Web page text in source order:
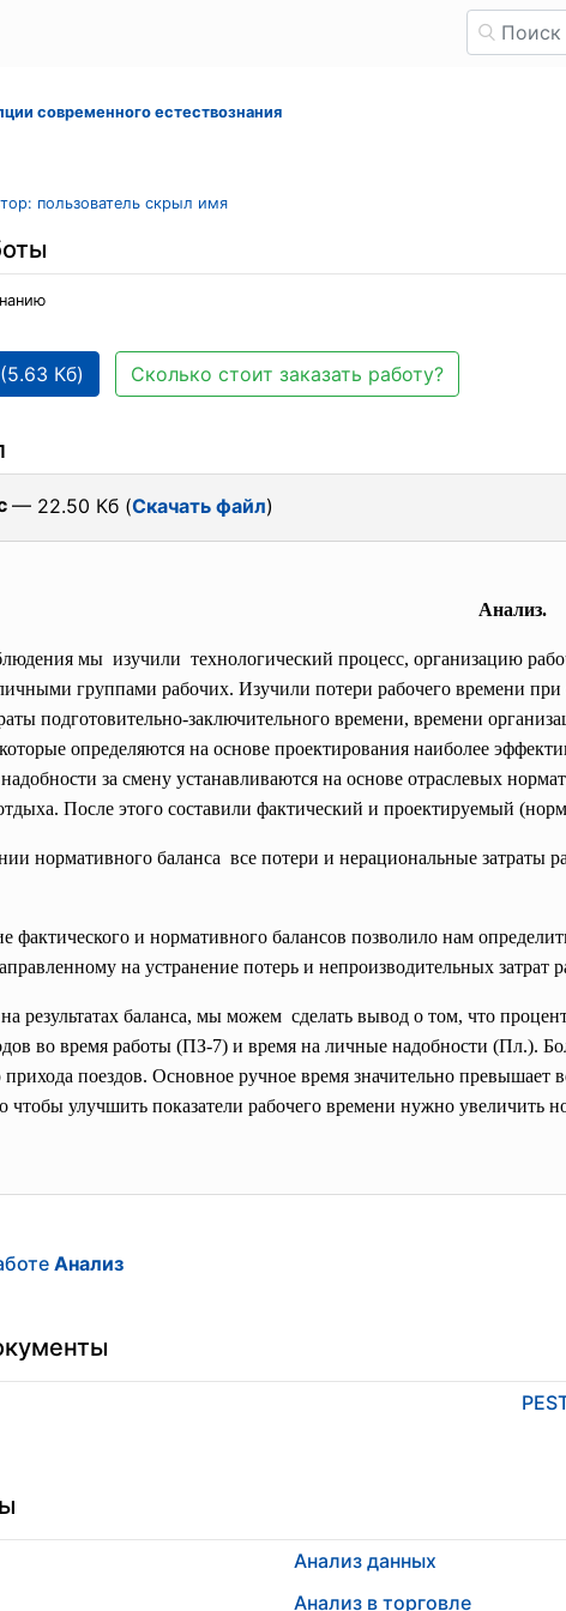
современного естествознания
пользователь скрыл имя
Кб) Сколько стоит заказать работу?
— 22.50 Кб (Скачать файл)
Анализ.
мы изучили технологический процесс, организацию
группами рабочих. Изучили потери рабочего времени
подготовительно-заключительного времени, времени
определяются на основе проектирования наиболее
за смену устанавливаются на основе отраслевых
После этого составили фактический и проектируемый
нормативного баланса все потери и нерациональные затраты
фактического и нормативного балансов позволило нам
на устранение потерь и непроизводительных затрат
результатах баланса, мы можем сделать вывод о том, что
во время работы (ПЗ-7) и время на личные надобности (Пл.).
поездов. Основное ручное время значительно превышает
чтобы улучшить показатели рабочего времени нужно
Анализ
Анализ данных
Анализ в торговле